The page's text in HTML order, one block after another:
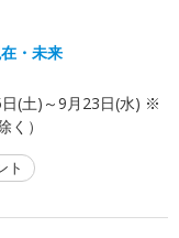
・未来
(土)～9月23日(水) ※
）
ト